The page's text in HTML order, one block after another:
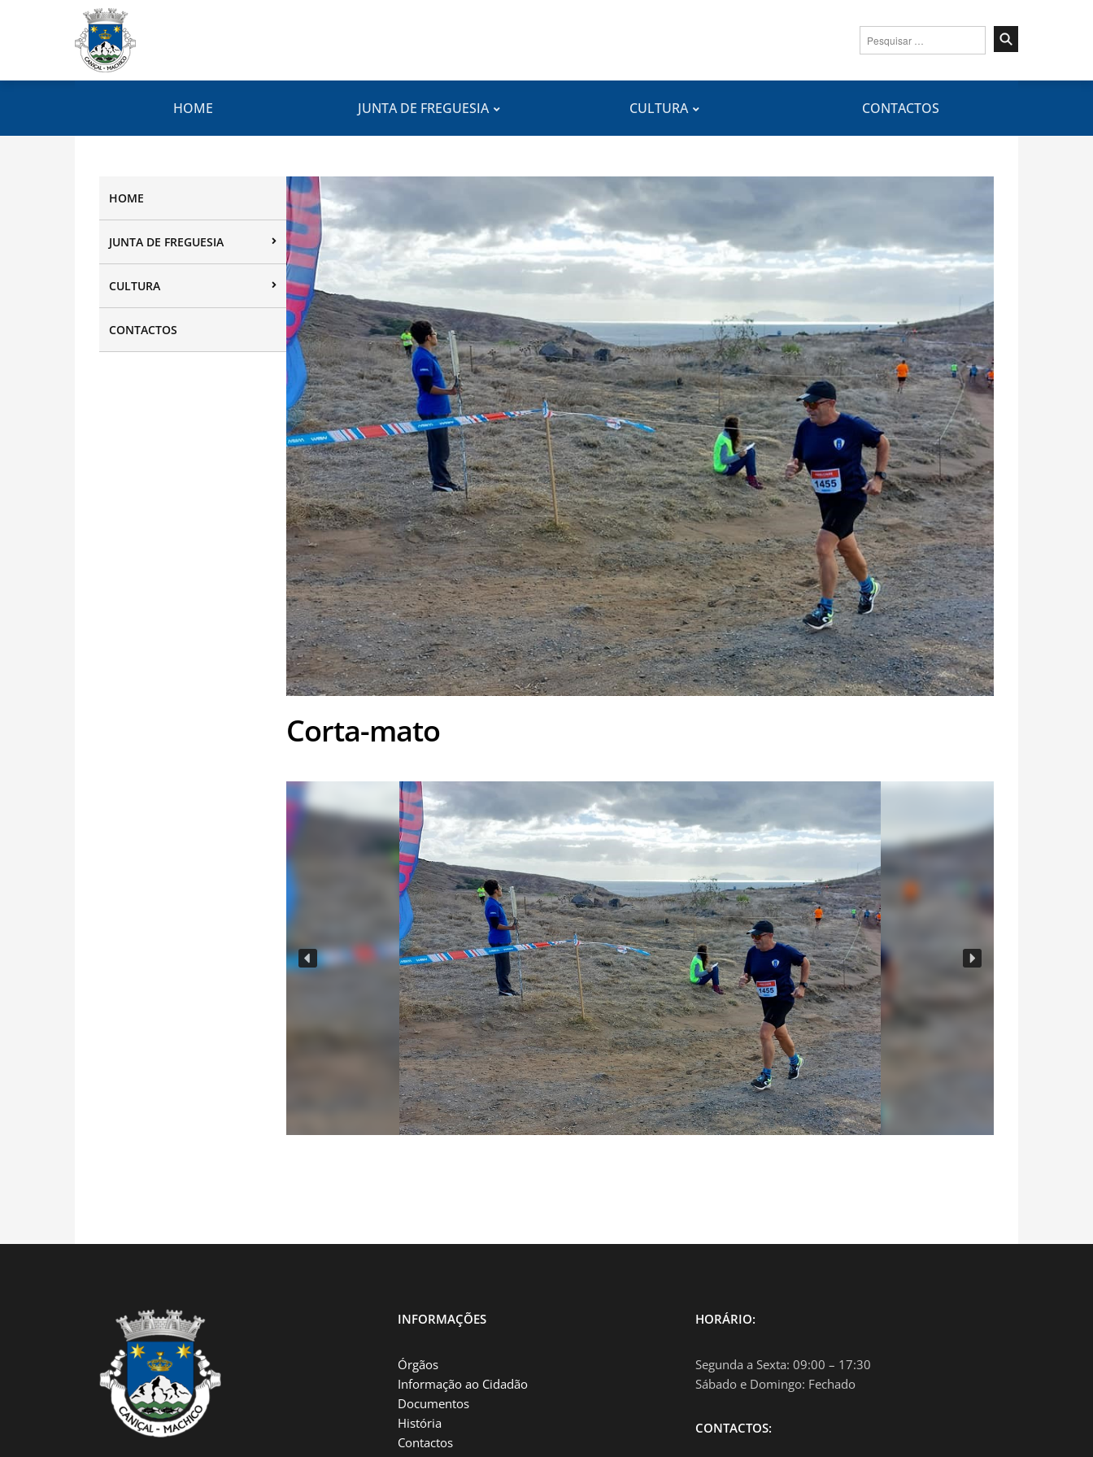
Pesquisar
por:
HOME JUNTA DE FREGUESIA CULTURA CONTACTOS
HOME
JUNTA DE FREGUESIA
CULTURA
CONTACTOS
Corta-mato
INFORMAÇÕES
Órgãos
Informação ao Cidadão
Documentos
História
Contactos
HORÁRIO:
Segunda a Sexta: 09:00 – 17:30
Sábado e Domingo: Fechado
CONTACTOS: